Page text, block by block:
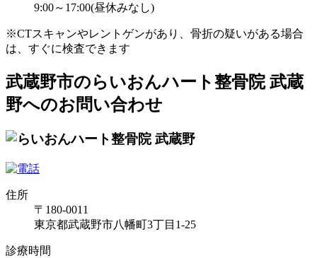
9:00～17:00(昼休みなし)
※CTスキャンやレントゲンがあり、骨折の疑いがある場合
は、すぐに検査できます
武蔵野市のらいおんハート整骨院 武蔵
野へのお問い合わせ
住所
〒180-0011
東京都武蔵野市八幡町3丁目1-25
診療時間